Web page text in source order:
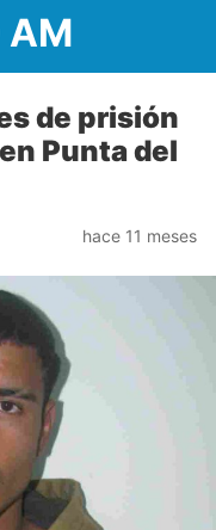
AM
de prisión
Punta del
hace 11 meses